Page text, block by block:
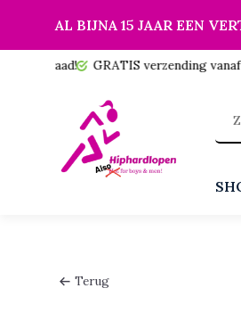
AL BIJNA 15 JAAR EEN
GRATIS verzending vanaf €
Terug